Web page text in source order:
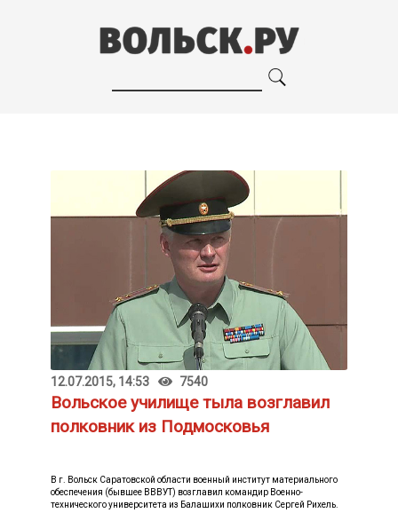
12.07.2015, 14:53 7540
Вольское училище тыла возглавил
полковник из Подмосковья
В г. Вольск Саратовской области военный институт материального
обеспечения (бывшее ВВВУТ) возглавил командир Военно-
технического университета из Балашихи полковник Сергей Рихель.